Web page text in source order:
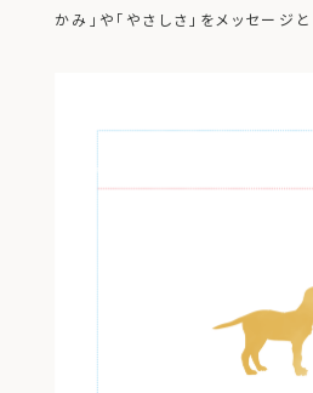
かみ」や「やさしさ」をメッセージ